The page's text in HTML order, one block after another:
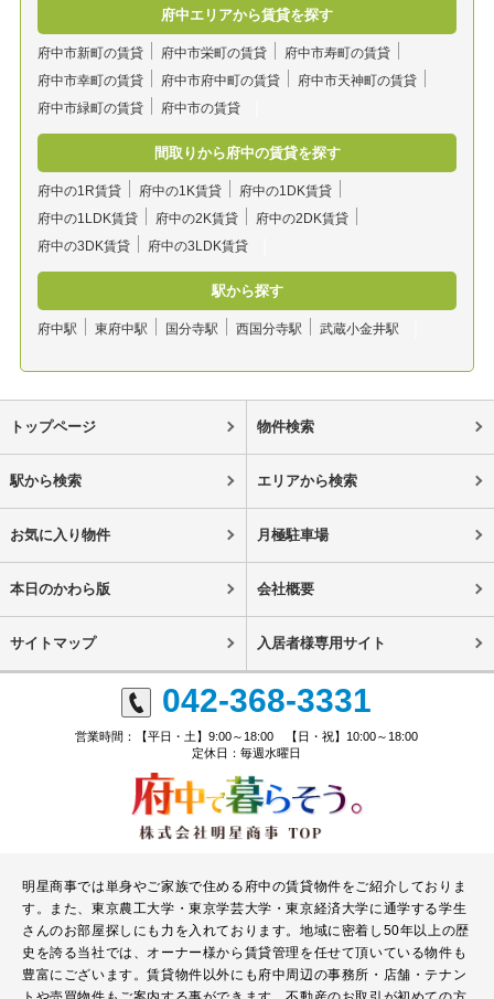
府中エリアから賃貸を探す
府中市新町の賃貸 府中市栄町の賃貸
府中市寿町の賃貸
府中市幸町の賃貸
府中市府中町の賃貸
府中市天神町の賃貸
府中市緑町の賃貸
府中市の賃貸
間取りから府中の賃貸を探す
府中の1R賃貸 府中の1K賃貸
府中の1DK賃貸
府中の1LDK賃貸
府中の2K賃貸
府中の2DK賃貸
府中の3DK賃貸
府中の3LDK賃貸
駅から探す
府中駅 東府中駅 国分寺駅 西国分寺駅 武蔵小金井駅
トップページ 物件検索
駅から検索 エリアから検索
お気に入り物件 月極駐車場
本日のかわら版 会社概要
サイトマップ 入居者様専用サイト
042-368-3331
営業時間：【平日・土】9:00～18:00 【日・祝】10:00～18:00
定休日：毎週水曜日
明星商事では単身やご家族で住める府中の賃貸物件をご紹介しておりま
す。また、東京農工大学・東京学芸大学・東京経済大学に通学する学生
さんのお部屋探しにも力を入れております。地域に密着し50年以上の歴
史を誇る当社では、オーナー様から賃貸管理を任せて頂いている物件も
豊富にございます。賃貸物件以外にも府中周辺の事務所・店舗・テナン